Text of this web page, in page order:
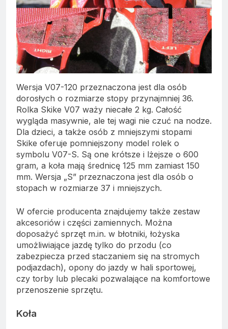
Wersja V07-120 przeznaczona jest dla osób
dorosłych o rozmiarze stopy przynajmniej 36.
Rolka Skike V07 waży niecałe 2 kg. Całość
wygląda masywnie, ale tej wagi nie czuć na nodze.
Dla dzieci, a także osób z mniejszymi stopami
Skike oferuje pomniejszony model rolek o
symbolu V07-S. Są one krótsze i lżejsze o 600
gram, a koła mają średnicę 125 mm zamiast 150
mm. Wersja „S” przeznaczona jest dla osób o
stopach w rozmiarze 37 i mniejszych.
W ofercie producenta znajdujemy także zestaw
akcesoriów i części zamiennych. Można
doposażyć sprzęt m.in. w błotniki, łożyska
umożliwiające jazdę tylko do przodu (co
zabezpiecza przed staczaniem się na stromych
podjazdach), opony do jazdy w hali sportowej,
czy torby lub plecaki pozwalające na komfortowe
przenoszenie sprzętu.
Koła